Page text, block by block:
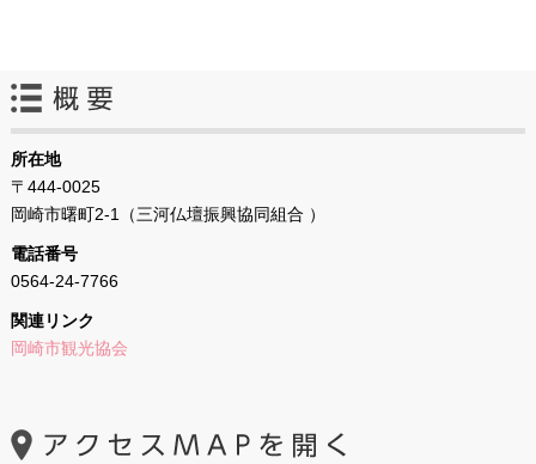
所在地
〒444-0025
岡崎市曙町2-1（三河仏壇振興協同組合 ）
電話番号
0564‐24‐7766
関連リンク
岡崎市観光協会